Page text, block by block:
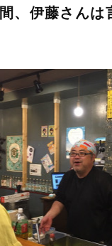
、伊藤さんは